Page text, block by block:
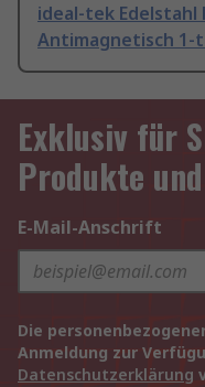
ideal-tek
Antimagnetisch 1-
Exklusiv für
Produkte
E-Mail-Anschrift
Die
Anmeldung zur
Datenschutzerklärung